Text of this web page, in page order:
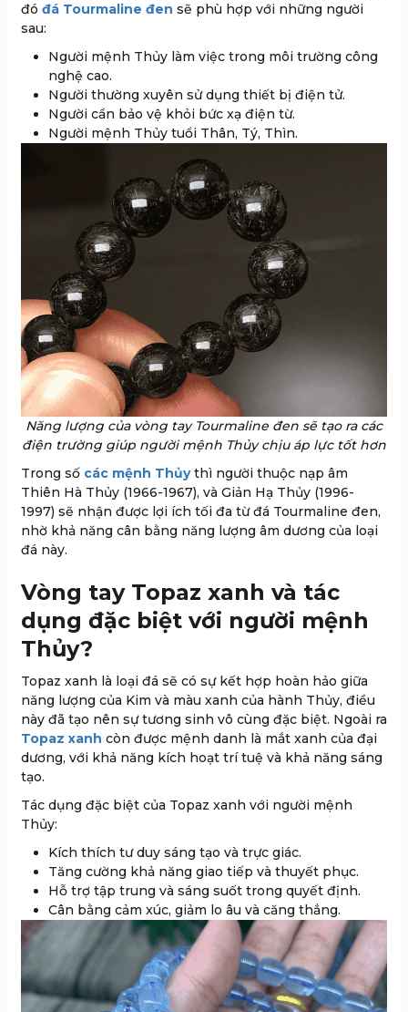
đó đá Tourmaline đen sẽ phù hợp với những người
sau:
Người mệnh Thủy làm việc trong môi trường công
nghệ cao.
Người thường xuyên sử dụng thiết bị điện tử.
Người cần bảo vệ khỏi bức xạ điện từ.
Người mệnh Thủy tuổi Thân, Tý, Thìn.
Năng lượng của vòng tay Tourmaline đen sẽ tạo ra các
điện trường giúp người mệnh Thủy chịu áp lực tốt hơn
Trong số các mệnh Thủythì người thuộc nạp âm
Thiên Hà Thủy (1966-1967), và Giản Hạ Thủy (1996-
1997) sẽ nhận được lợi ích tối đa từ đá Tourmaline đen,
nhờ khả năng cân bằng năng lượng âm dương của loại
đá này.
Vòng tay Topaz xanh và tác
dụng đặc biệt với người mệnh
Thủy?
Topaz xanh là loại đá sẽ có sự kết hợp hoàn hảo giữa
năng lượng của Kim và màu xanh của hành Thủy, điều
này đã tạo nên sự tương sinh vô cùng đặc biệt. Ngoài ra
Topaz xanh còn được mệnh danh là mắt xanh của đại
dương, với khả năng kích hoạt trí tuệ và khả năng sáng
tạo.
Tác dụng đặc biệt của Topaz xanh với người mệnh
Thủy:
Kích thích tư duy sáng tạo và trực giác.
Tăng cường khả năng giao tiếp và thuyết phục.
Hỗ trợ tập trung và sáng suốt trong quyết định.
Cân bằng cảm xúc, giảm lo âu và căng thẳng.